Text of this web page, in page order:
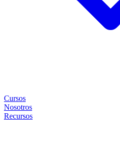
Cursos
Nosotros
Recursos